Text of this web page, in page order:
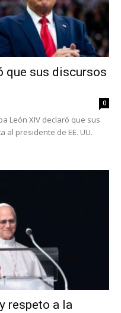
que sus discursos
0
León XIV declaró que sus
al presidente de EE. UU.
respeto a la